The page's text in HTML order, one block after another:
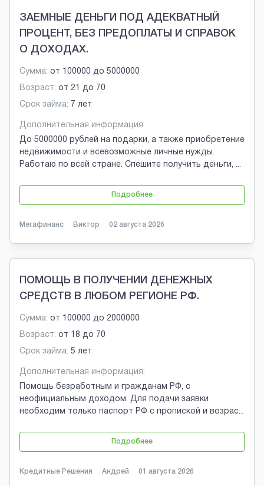
ЗАЕМНЫЕ ДЕНЬГИ ПОД АДЕКВАТНЫЙ
ПРОЦЕНТ, БЕЗ ПРЕДОПЛАТЫ И СПРАВОК
О ДОХОДАХ.
Сумма: от 100000 до 5000000
Возраст: от 21 до 70
Срок займа: 7 лет
Дополнительная информация:
До 5000000 рублей на подарки, а также приобретение
недвижимости и всевозможные личные нужды.
Работаю по всей стране. Спешите получить деньги, ...
Подробнее
Мегафинанс Виктор 02 августа 2026
ПОМОЩЬ В ПОЛУЧЕНИИ ДЕНЕЖНЫХ
СРЕДСТВ В ЛЮБОМ РЕГИОНЕ РФ.
Сумма: от 100000 до 2000000
Возраст: от 18 до 70
Срок займа: 5 лет
Дополнительная информация:
Помощь безработным и гражданам РФ, с
неофициальным доходом. Для подачи заявки
необходим только паспорт РФ с пропиской и возрас...
Подробнее
Кредитные Решения Андрей 01 августа 2026